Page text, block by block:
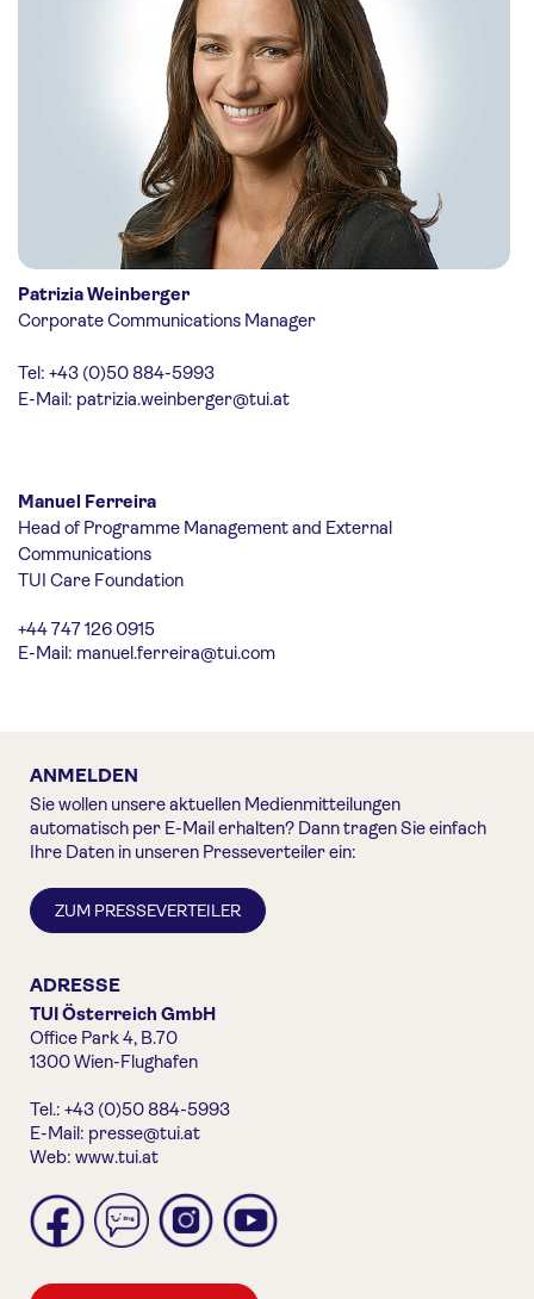
Patrizia Weinberger
Corporate Communications Manager
Tel: +43 (0)50 884-5993
E-Mail: patrizia.weinberger@tui.at
Manuel Ferreira
Head of Programme Management and External
Communications
TUI Care Foundation
+44 747 126 0915
E-Mail: manuel.ferreira@tui.com
ANMELDEN
Sie wollen unsere aktuellen Medienmitteilungen
automatisch per E-Mail erhalten? Dann tragen Sie einfach
Ihre Daten in unseren Presseverteiler ein:
ZUM PRESSEVERTEILER
ADRESSE
TUI Österreich GmbH
Office Park 4, B.70
1300 Wien-Flughafen
Tel.: +43 (0)50 884-5993
E-Mail: presse@tui.at
Web: www.tui.at